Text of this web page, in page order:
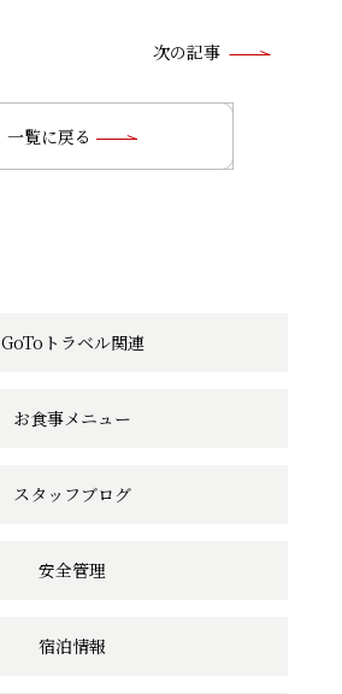
次の記事
一覧に戻る
GoToトラベル関連
お食事メニュー
スタッフブログ
安全管理
宿泊情報